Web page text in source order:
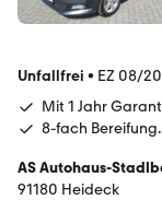
Unfallfrei • EZ 08/
Mit 1 Jahr
8-fach
AS Autohaus-
91180 Heideck